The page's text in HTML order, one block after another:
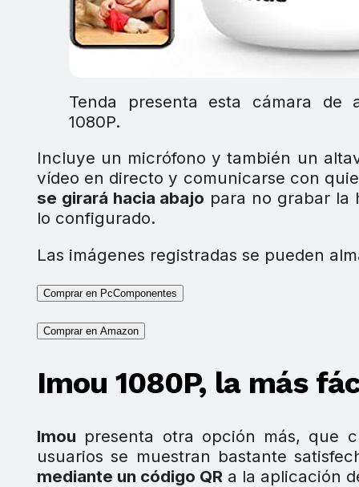
Tenda presenta esta cámara de
1080P.
Incluye un micrófono y también un
vídeo en directo y comunicarse con
se girará hacia abajo para no grabar la
lo configurado.
Las imágenes registradas se pueden
Comprar en PcComponentes
Comprar en Amazon
Imou 1080P, la más
Imou presenta otra opción más, que
usuarios se muestran bastante
mediante un código QRa la aplicación